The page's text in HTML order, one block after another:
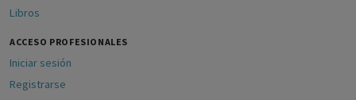
Libros
ACCESO PROFESIONALES
Iniciar sesión
Registrarse